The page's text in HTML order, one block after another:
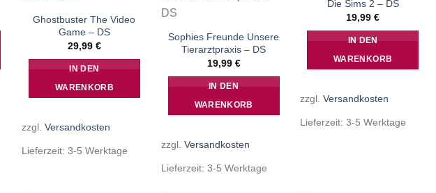
Ghostbuster The Video
Game – DS
29,99 €
IN DEN
WARENKORB
zzgl. Versandkosten
Lieferzeit: 3-5 Werktage
Sophies Freunde Unsere
Tierarztpraxis – DS
19,99 €
IN DEN
WARENKORB
zzgl. Versandkosten
Lieferzeit: 3-5 Werktage
Die Sims 2 – DS
19,99€
IN DEN
WARENKORB
zzgl.Versandkosten
Lieferzeit:3-5 Werktage